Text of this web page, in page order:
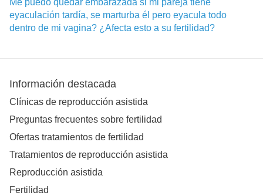
Me puedo quedar embarazada si mi pareja tiene
eyaculación tardía, se marturba él pero eyacula todo
dentro de mi vagina? ¿Afecta esto a su fertilidad?
Información destacada
Clínicas de reproducción asistida
Preguntas frecuentes sobre fertilidad
Ofertas tratamientos de fertilidad
Tratamientos de reproducción asistida
Reproducción asistida
Fertilidad